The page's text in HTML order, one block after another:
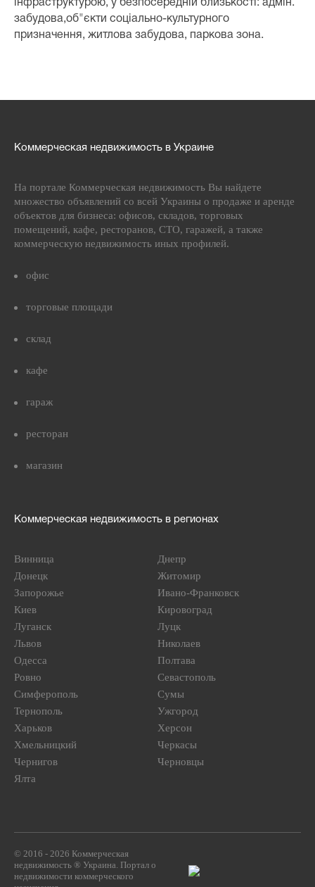
інфраструктурою, у безпосередній близькості: адмін.
забудова,об"єкти соціально-культурного
призначення, житлова забудова, паркова зона.
Коммерческая недвижимость в Украине
На портале Коммерческая недвижимость Вы найдете
множество объявлений со всей Украины о продаже и аренде
объектов для бизнеса: офисов, складов, торговых
помещений, кафе, ресторанов, СТО, гаражей, а также
коммерческую недвижимость иных профилей.
офис
торговые площади
склад
кафе
гараж
ресторан
магазин
Коммерческая недвижимость в регионах
Винница
Днепр
Донецк
Житомир
Запорожье
Ивано-Франковск
Киев
Кировоград
Луганск
Луцк
Львов
Николаев
Одесса
Полтава
Ровно
Севастополь
Симферополь
Сумы
Тернополь
Ужгород
Харьков
Херсон
Хмельницкий
Черкасы
Чернигов
Черновцы
Ялта
© 2016 - 2026 Коммерческая
недвижимость ® Украина. Портал о
недвижимости коммерческого